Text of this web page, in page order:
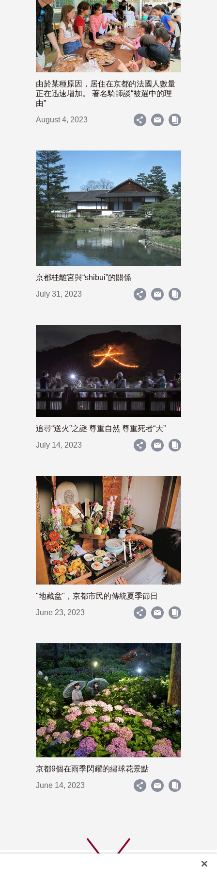
由於某種原因，居住在京都的法國人數量
正在迅速增加。 著名騎師談“被選中的理
由”
August 4, 2023
京都桂離宮與“shibui”的關係
July 31, 2023
追尋“送火”之謎 尊重自然 尊重死者“大”
July 14, 2023
"地藏盆"，京都市民的傳統夏季節日
June 23, 2023
京都9個在雨季閃耀的繡球花景點
June 14, 2023